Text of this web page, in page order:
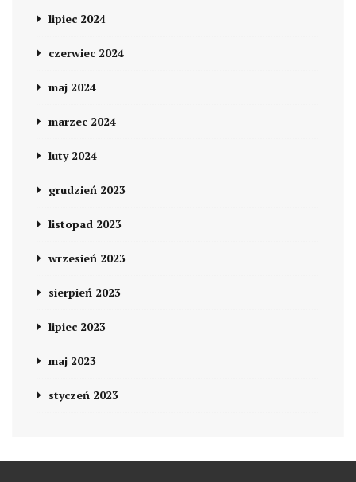
lipiec 2024
czerwiec 2024
maj 2024
marzec 2024
luty 2024
grudzień 2023
listopad 2023
wrzesień 2023
sierpień 2023
lipiec 2023
maj 2023
styczeń 2023